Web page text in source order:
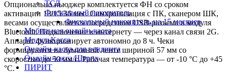
ТСД
Фискальный накопитель
Фискальный накопитель на 15 месяцев
Мобильная онлайн-касса
МодульКасса
Онлайн-касса для вендинга
Онлайн-касса Штрих
ПИРИТ
Опционально ньюджер комплектуется ФН со сроком
активации 13/15/36 мес. Синхронизация с ПК, сканером ШК,
весами осуществляется посредством USB-разъема и модуля
Bluetooth. Подключение к интернету — через канал связи 2G.
Аппарат функционирует автономно до 8 ч. Чеки
формируются на бумажной ленте шириной 57 мм со
скоростью до 50 мм/с. Рабочая температура — от -10 °C до +45
°C.